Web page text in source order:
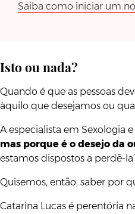
Saiba como iniciar um
Isto ou nada?
Quando é que as pessoas
àquilo que desejamos ou
A especialista em Sexologia
mas porque é o desejo da
estamos dispostos a perdê-
Quisemos, então, saber por
Catarina Lucas é perentória